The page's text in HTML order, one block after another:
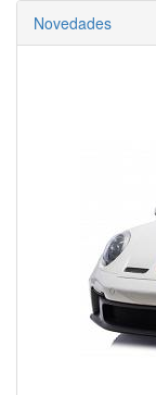
Novedades